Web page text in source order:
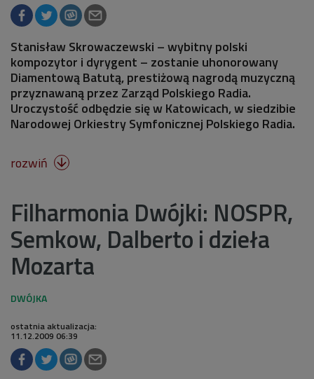
Stanisław Skrowaczewski – wybitny polski
kompozytor i dyrygent – zostanie uhonorowany
Diamentową Batutą, prestiżową nagrodą muzyczną
przyznawaną przez Zarząd Polskiego Radia.
Uroczystość odbędzie się w Katowicach, w siedzibie
Narodowej Orkiestry Symfonicznej Polskiego Radia.
rozwiń 
Filharmonia Dwójki: NOSPR,
Semkow, Dalberto i dzieła
Mozarta
ostatnia aktualizacja:
11.12.2009 06:39